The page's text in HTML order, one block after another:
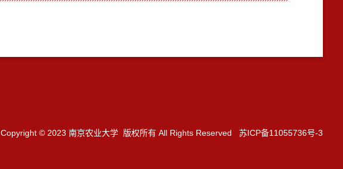
Copyright © 2023 南京农业大学 版权所有 All Rights Reserved 苏ICP备11055736号-3